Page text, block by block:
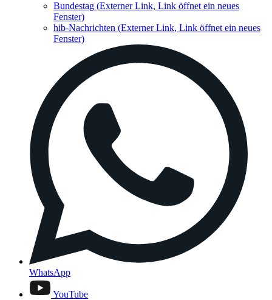
Bundestag (Externer Link, Link öffnet ein neues
Fenster)
hib-Nachrichten (Externer Link, Link öffnet ein neues
Fenster)
WhatsApp
YouTube